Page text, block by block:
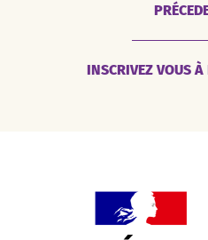
INSCRIVEZ VOUS